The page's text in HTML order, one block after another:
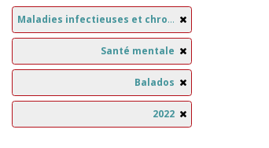
Maladies infectieuses et chroniques
Santé mentale
Balados
2022